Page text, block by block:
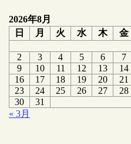
2026年8月
日
月 火 水 木 金
2
3 4 5 6 7
9
10 11 12 13 14
16
17 18 19 20 21
23
24 25 26 27 28
30
31
« 3月